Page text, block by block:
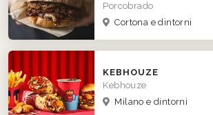
Porcobrado
Cortona e dintorni
KEBHOUZE
Kebhouze
Milano e dintorni